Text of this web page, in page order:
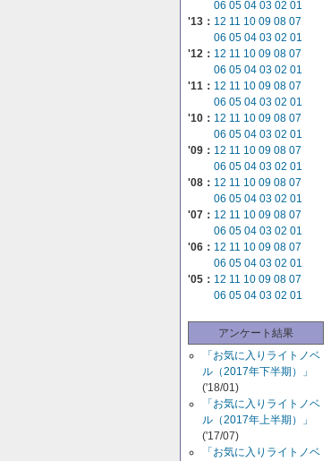
06 05 04 03 02 01
'13： 12 11 10 09 08 07
06 05 04 03 02 01
'12： 12 11 10 09 08 07
06 05 04 03 02 01
'11： 12 11 10 09 08 07
06 05 04 03 02 01
'10： 12 11 10 09 08 07
06 05 04 03 02 01
'09： 12 11 10 09 08 07
06 05 04 03 02 01
'08： 12 11 10 09 08 07
06 05 04 03 02 01
'07： 12 11 10 09 08 07
06 05 04 03 02 01
'06： 12 11 10 09 08 07
06 05 04 03 02 01
'05： 12 11 10 09 08 07
06 05 04 03 02 01
アンケート結果
「お気に入りライトノベ
ル（2017年下半期）」
('18/01)
「お気に入りライトノベ
ル（2017年上半期）」
('17/07)
「お気に入りライトノベ